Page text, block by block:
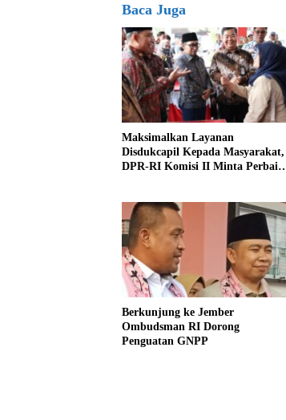
Baca Juga
Maksimalkan Layanan
Disdukcapil Kepada Masyarakat,
DPR-RI Komisi II Minta
Berkunjung ke Jember
Ombudsman RI Dorong
Penguatan GNPP